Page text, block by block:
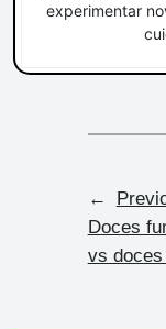
experimentar
←
Doces
vs